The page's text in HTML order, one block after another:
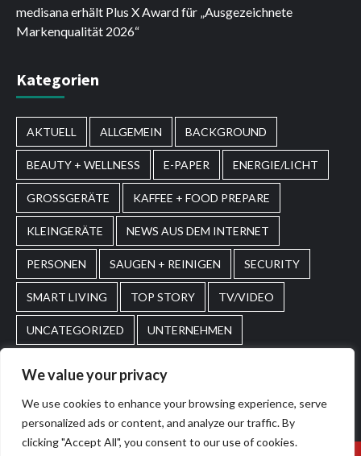
We value your privacy
We use cookies to enhance your browsing experience, serve
personalized ads or content, and analyze our traffic. By
clicking "Accept All", you consent to our use of cookies.
medisana erhält Plus X Award für „Ausgezeichnete
Markenqualität 2026“
Kategorien
AKTUELL ALLGEMEIN BACKGROUND
BEAUTY + WELLNESS E-PAPER ENERGIE/LICHT
GROSSGERÄTE KAFFEE + FOOD PREPARE
KLEINGERÄTE NEWS AUS DEM INTERNET
PERSONEN SAUGEN + REINIGEN SECURITY
SMART LIVING TOP STORY TV/VIDEO
UNCATEGORIZED UNTERNEHMEN
Home Impressum AGBs